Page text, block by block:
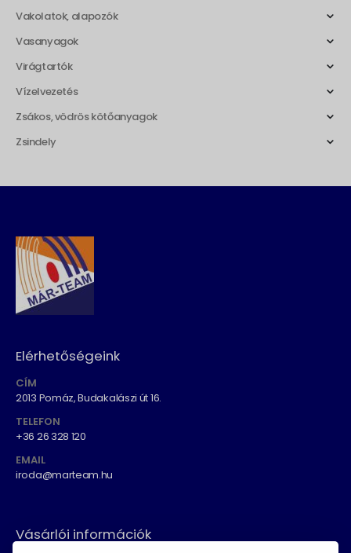
Vakolatok, alapozók
Vasanyagok
Virágtartók
Vízelvezetés
Zsákos, vödrös kötőanyagok
Zsindely
Elérhetőségeink
CÍM
2013 Pomáz, Budakalászi út 16.
TELEFON
+36 26 328 120
EMAIL
iroda@marteam.hu
Vásárlói információk